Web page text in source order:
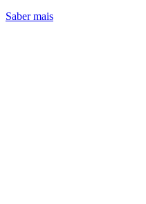
Saber mais